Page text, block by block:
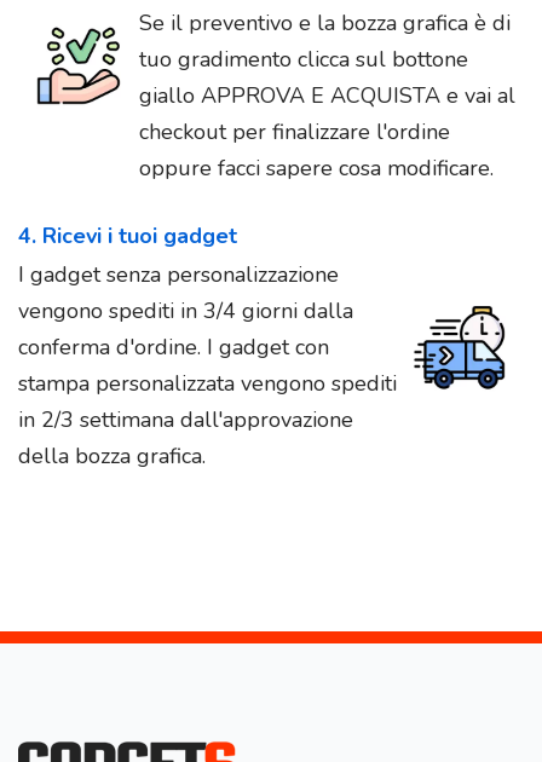
Se il preventivo e la bozza grafica è di
tuo gradimento clicca sul bottone
giallo APPROVA E ACQUISTA e vai al
checkout per finalizzare l'ordine
oppure facci sapere cosa modificare.
4. Ricevi i tuoi gadget
I gadget senza personalizzazione
vengono spediti in 3/4 giorni dalla
conferma d'ordine. I gadget con
stampa personalizzata vengono spediti
in 2/3 settimana dall'approvazione
della bozza grafica.